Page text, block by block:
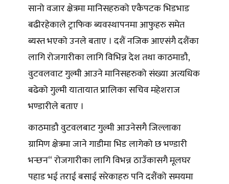
सानो वजार क्षेत्रमा मानिसहरुको एकैपटक भिडभाड
बढीरहेकाले ट्राफिक ब्यवस्थापनमा आफुहरु समेत
ब्यस्त भएको उनले बताए । दशैं नजिक आएसंगै दशैंका
लागि रोजगारीका लागि विभिन्न देश तथा काठमाडौ,
वुटवलवाट गुल्मी आउने मानिसहरुको संख्या अत्यधिक
बढेको गुल्मी यातायात प्रालिका सचिव महेशराज
भण्डारीले बताए ।
काठमाडौ वुटवलबाट गुल्मी आउनेसगै जिल्लाका
ग्रामिण क्षेत्रमा जाने गाडीमा भिड लागेको छ भण्डारी
भन्छन“ रोजगारीका लागि विभन्न ठाउँकासगै मूलघर
पहाड भई तराई बसाई सरेकाहरु पनि दशैंको समयमा